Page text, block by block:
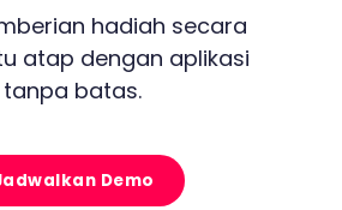
hadiah secara
atap dengan aplikasi
tanpa batas.
Demo